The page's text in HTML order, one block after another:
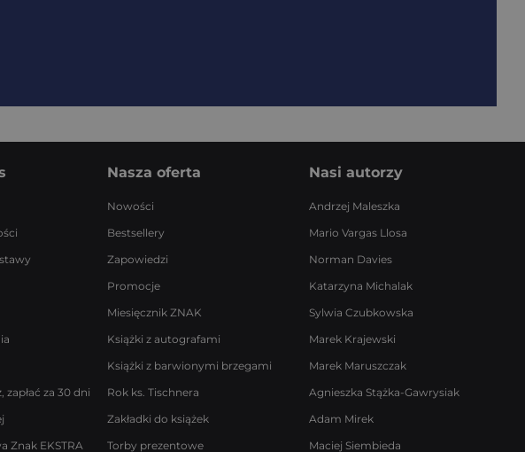
zapłać za 30 dni
Znak EKSTRA
Nasza oferta
Nowości
Bestsellery
Zapowiedzi
Promocje
Miesięcznik ZNAK
Książki z autografami
Książki z barwionymi brzegami
Rok ks. Tischnera
Zakładki do książek
Torby prezentowe
Nasi autorzy
Andrzej Maleszka
Mario Vargas Llosa
Norman Davies
Katarzyna Michalak
Sylwia Czubkowska
Marek Krajewski
Marek Maruszczak
Agnieszka Stążka-Gawrysiak
Adam Mirek
Maciej Siembieda